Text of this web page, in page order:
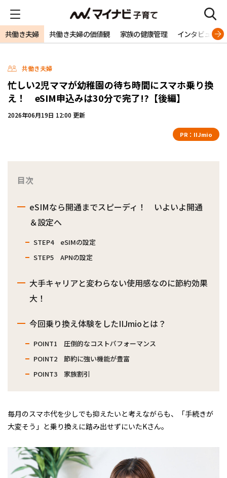
共働き夫婦 共働き夫婦の価値観 家族の健康管理 インタビュー
共働き夫婦
忙しい2児ママが幼稚園の待ち時間にスマホ乗り換
え！ eSIM申込みは30分で完了!?【後編】
2026年06月19日 12:00 更新
PR： IIJmio
目次
eSIMなら開通までスピーディ！ いよいよ開通
＆設定へ
STEP4 eSIMの設定
STEP5 APNの設定
大手キャリアと変わらない使用感なのに節約効果
大！
今回乗り換え体験をしたIIJmioとは？
POINT1 圧倒的なコストパフォーマンス
POINT2 節約に強い機能が豊富
POINT3 家族割引
毎月のスマホ代を少しでも抑えたいと考えながらも、「手続きが
大変そう」と乗り換えに踏み出せずにいたKさん。